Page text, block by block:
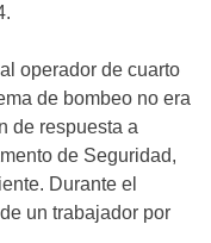
operador de cuarto
de bombeo no era
de respuesta a
de Seguridad,
Durante el
un trabajador por